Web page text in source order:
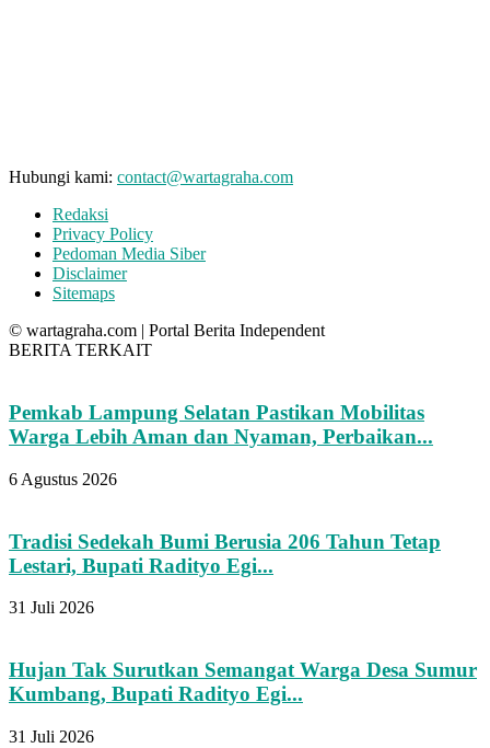
Hubungi kami: contact@wartagraha.com
Redaksi
Privacy Policy
Pedoman Media Siber
Disclaimer
Sitemaps
© wartagraha.com | Portal Berita Independent
BERITA TERKAIT
Pemkab Lampung Selatan Pastikan Mobilitas
Warga Lebih Aman dan Nyaman, Perbaikan...
6 Agustus 2026
Tradisi Sedekah Bumi Berusia 206 Tahun Tetap
Lestari, Bupati Radityo Egi...
31 Juli 2026
Hujan Tak Surutkan Semangat Warga Desa Sumur
Kumbang, Bupati Radityo Egi...
31 Juli 2026